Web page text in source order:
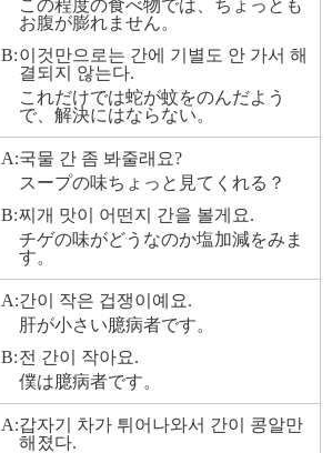
この程度の食べ物では、ちょっとも
お腹が膨れません。
B:이것만으로는 간에 기별도 안 가서 해
결되지 않는다.
これだけでは蛇が蚊をのんだよう
で、解決にはならない。
A:국물 간 좀 봐줄래요?
スープの味ちょっと見てくれる？
B:찌개 맛이 어떤지 간을 볼게요.
チゲの味がどうなのか塩加減をみま
す。
A:간이 작은 겁쟁이예요.
肝が小さい臆病者です。
B:전 간이 작아요.
僕は臆病者です。
A:갑자기 차가 튀어나와서 간이 콩알만
해졌다.